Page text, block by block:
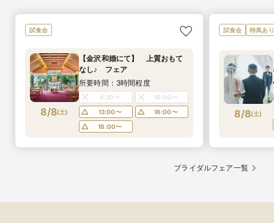
試食会
8/8(土)
【金沢和婚にて】 上質おもて
なし♪ フェア
所要時間：3時間程度
9:30〜
10:00〜
13:00〜
16:00〜
18:00〜
試食会 特典あり
8/8(土)
ブライダルフェア一覧